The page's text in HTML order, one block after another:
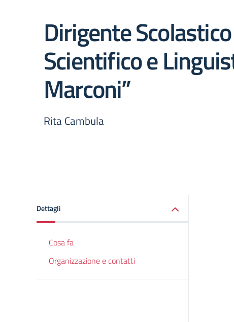
Dirigente
Scientifico e
Marconi”
Rita Cambula
Dettagli
Cosa fa
Organizzazione e contatti